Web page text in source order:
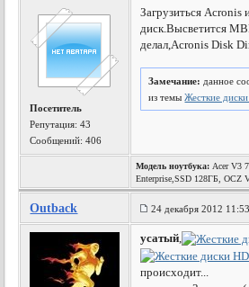
Посетитель
Репутация:43
Сообщений: 406
Загрузиться Acronis
диск.Высветится
делал,Acronis Disk
Замечание: данное
из темыЖесткие
Модель ноутбука: Acer V3
Enterprise,SSD 128ГБ, OCZ
Outback 24 декабря 2012 11:53
усатый,
происходит...